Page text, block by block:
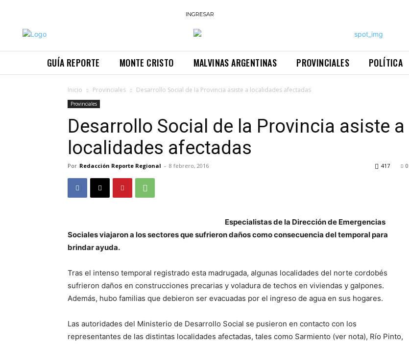
INGRESAR
GUÍA REPORTE MONTE CRISTO MALVINAS ARGENTINAS PROVINCIALES POLÍTICA
Inicio Provinciales Desarrollo Social de la Provincia asiste a localidades afectadas
Provinciales
Desarrollo Social de la Provincia asiste a
localidades afectadas
Por Redacción Reporte Regional - 8 febrero, 2016 0
417
Especialistas de la Dirección de Emergencias
Sociales viajaron a los sectores que sufrieron daños como consecuencia del temporal para
brindar ayuda.
Tras el intenso temporal registrado esta madrugada, algunas localidades del norte cordobés
sufrieron daños en construcciones precarias y voladura de techos en viviendas y galpones.
Además, hubo familias que debieron ser evacuadas por el ingreso de agua en sus hogares.
Las autoridades del Ministerio de Desarrollo Social se pusieron en contacto con los
representantes de las distintas localidades afectadas, tales como Sarmiento (ver nota), Río Pinto,